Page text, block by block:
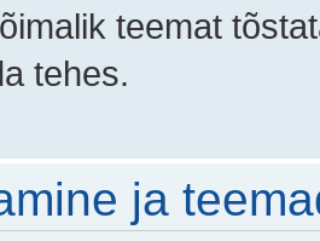
teemat
tehes.
ja